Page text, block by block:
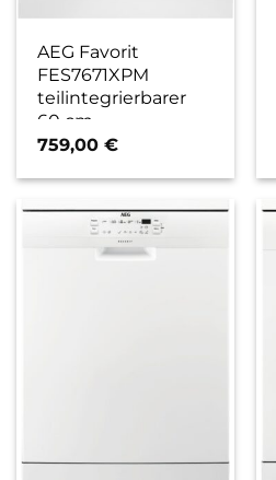
AEG Favorit
FES7671XPM
teilintegrierbarer
60 cm
Geschirrspüler
/ A
759,00€